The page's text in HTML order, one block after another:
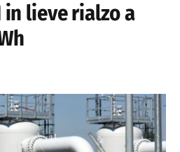
in lieve rialzo a